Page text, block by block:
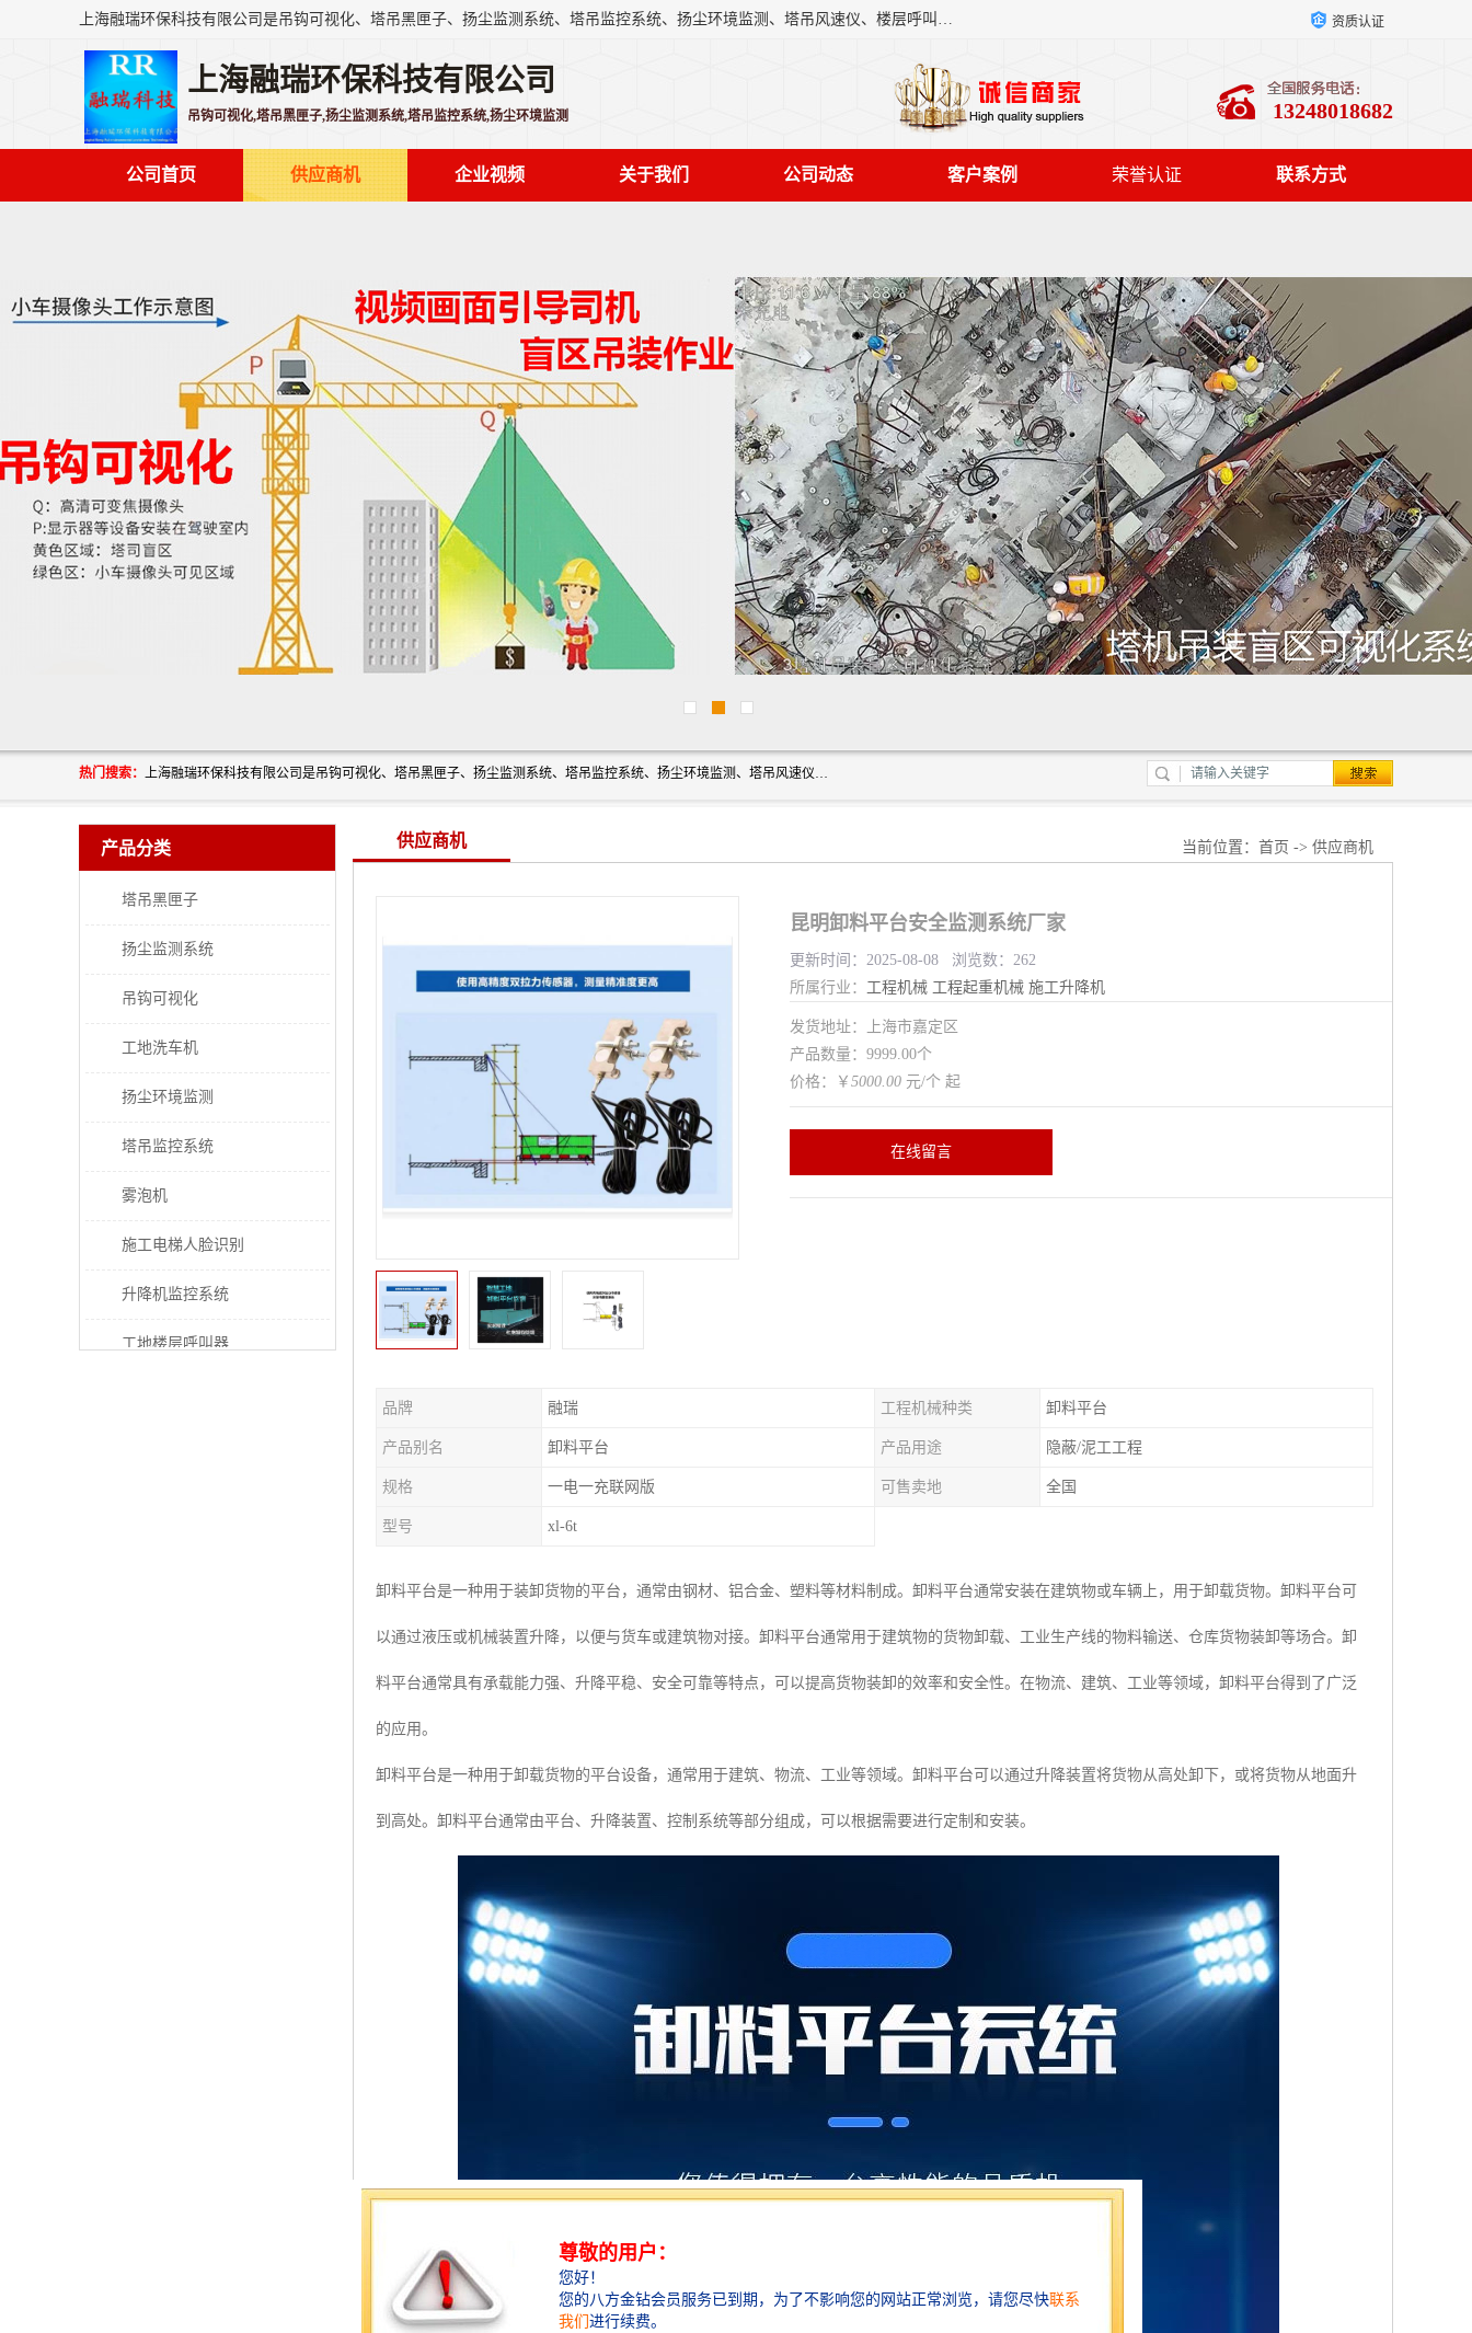
上海融瑞环保科技有限公司是吊钩可视化、塔吊黑匣子、扬尘监测系统、塔吊监控系统、扬尘环境监测、塔吊风速仪、楼层呼叫器、主令控制器、人脸识别、风速仪等一系列环保设备的研发生产销售为一体的专业化公司。 资质认证
上海融瑞环保科技有限公司
吊钩可视化,塔吊黑匣子,扬尘监测系统,塔吊监控系统,扬尘环境监测 13248018682
公司首页 供应商机 企业视频 关于我们 公司动态 客户案例 荣誉认证 联系方式
热门搜索： 上海融瑞环保科技有限公司是吊钩可视化、塔吊黑匣子、扬尘监测系统、塔吊监控系统、扬尘环境监测、塔吊风速仪、楼层呼叫器、主令控制器、人脸识别、风速仪等一系列环保设备的研发生产销售为一体的专业化公司。
产品分类
塔吊黑匣子
扬尘监测系统
吊钩可视化
工地洗车机
扬尘环境监测
塔吊监控系统
雾泡机
施工电梯人脸识别
升降机监控系统
工地楼层呼叫器
供应商机 当前位置： 首页 -> 供应商机
昆明卸料平台安全监测系统厂家
更新时间：2025-08-08 浏览数：262
所属行业： 工程机械 工程起重机械 施工升降机
发货地址：上海市嘉定区
产品数量：9999.00个
价格：￥ 5000.00 元/个 起
在线留言
品牌 融瑞 工程机械种类 卸料平台
产品别名 卸料平台 产品用途 隐蔽/泥工工程
规格 一电一充联网版 可售卖地 全国
型号 xl-6t
卸料平台是一种用于装卸货物的平台，通常由钢材、铝合金、塑料等材料制成。卸料平台通常安装在建筑物或车辆上，用于卸载货物。卸料平台可
以通过液压或机械装置升降，以便与货车或建筑物对接。卸料平台通常用于建筑物的货物卸载、工业生产线的物料输送、仓库货物装卸等场合。卸
料平台通常具有承载能力强、升降平稳、安全可靠等特点，可以提高货物装卸的效率和安全性。在物流、建筑、工业等领域，卸料平台得到了广泛
的应用。
卸料平台是一种用于卸载货物的平台设备，通常用于建筑、物流、工业等领域。卸料平台可以通过升降装置将货物从高处卸下，或将货物从地面升
到高处。卸料平台通常由平台、升降装置、控制系统等部分组成，可以根据需要进行定制和安装。